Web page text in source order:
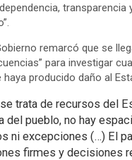
transparencia
remarcó que se
para investigar
producido daño al
se trata de recursos del
del pueblo, no hay
ni excepciones (…) El
firmes y decisiones